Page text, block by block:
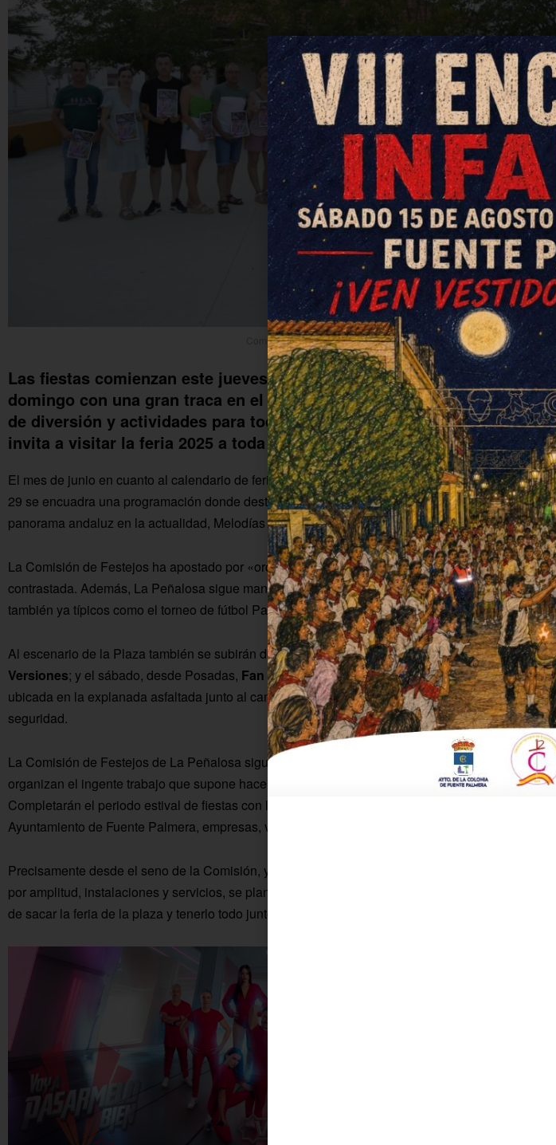
Componentes de la Comisión
Las fiestas comienzan este jueves con La Gran Huevada y finalizarán el
domingo con una gran traca en el campo de fútbol. Por medio, muchas
de diversión y actividades para todos los públicos. La comisión de
invita a visitar la feria 2025 a toda La Colonia y comarca.
El mes de junio en cuanto al calendario de ferias colonas lo cerrará La Peñalosa. Del jueves 26
29 se encuadra una programación donde destaca la presencia de dos de las mejores orquestas
panorama andaluz en la actualidad, Melodías y Vintash.
La Comisión de Festejos ha apostado por «orquestas auténticas de feria», que atesoran una
contrastada. Además, La Peñalosa sigue manteniendo la tradicional Fiesta de los Colores o
también ya típicos como el torneo de fútbol Pakito Ruiz, el pasacalles o La Gran Huevada.
Al escenario de la Plaza también se subirán dos grupos de versiones: el viernes, la banda
Versiones; y el sábado, desde Posadas, Fan Club. La juventud disfrutará de lacaseta
ubicada en la explanada asfaltada junto al campo de fútbol, un espacio amplio para accesos y
seguridad.
La Comisión de Festejos de La Peñalosa sigue un año más nutrida de bastantes miembros que
organizan el ingente trabajo que supone hacer una feria, y que esta manera se hace más
Completarán el periodo estival de fiestas con la verbena del 15 de agosto. Agradecen la
Ayuntamiento de Fuente Palmera, empresas, vecinos y vecinas.
Precisamente desde el seno de la Comisión, y viendo cómo se está quedando la zona del campo
por amplitud, instalaciones y servicios, se plantean para un
de sacar la feria de la plaza y tenerlo todo junto en lo que podría ser ese hipotético